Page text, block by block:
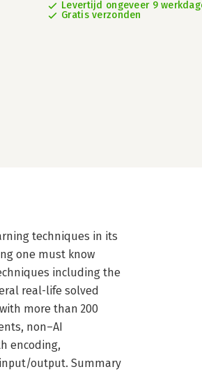
Levertijd ongeveer 9
Gratis verzonden
techniques in its
one must know
including the
real-life solved
more than 200
non–AI
encoding,
output. Summary